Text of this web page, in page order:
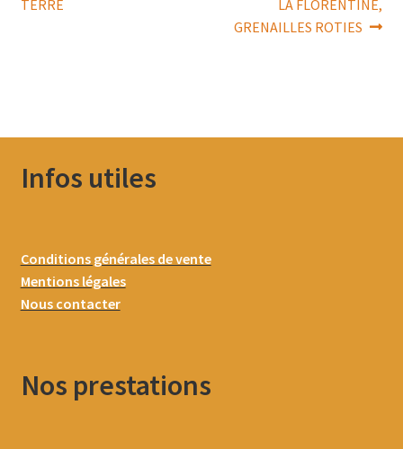
deprécédent :
TERRE
LA FLORENTINE,
GRENAILLES ROTIES
Infos utiles
Conditions générales de vente
Mentions légales
Nous contacter
Nos prestations